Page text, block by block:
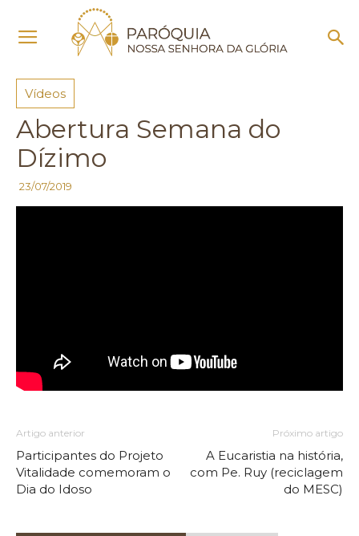
Vídeos
Vídeos
Abertura Semana do
Dízimo
23/07/2019
Artigo anterior
Participantes do Projeto
Vitalidade comemoram o
Dia do Idoso
Próximo artigo
A Eucaristia na história,
com Pe. Ruy (reciclagem
do MESC)